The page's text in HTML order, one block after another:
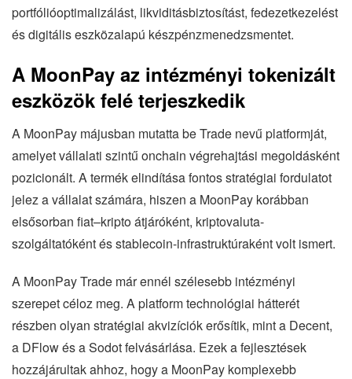
portfólióoptimalizálást, likviditásbiztosítást, fedezetkezelést
és digitális eszközalapú készpénzmenedzsmentet.
A MoonPay az intézményi tokenizált
eszközök felé terjeszkedik
A MoonPay májusban mutatta be Trade nevű platformját,
amelyet vállalati szintű onchain végrehajtási megoldásként
pozicionált. A termék elindítása fontos stratégiai fordulatot
jelez a vállalat számára, hiszen a MoonPay korábban
elsősorban fiat–kripto átjáróként, kriptovaluta-
szolgáltatóként és stablecoin-infrastruktúraként volt ismert.
A MoonPay Trade már ennél szélesebb intézményi
szerepet céloz meg. A platform technológiai hátterét
részben olyan stratégiai akvizíciók erősítik, mint a Decent,
a DFlow és a Sodot felvásárlása. Ezek a fejlesztések
hozzájárultak ahhoz, hogy a MoonPay komplexebb